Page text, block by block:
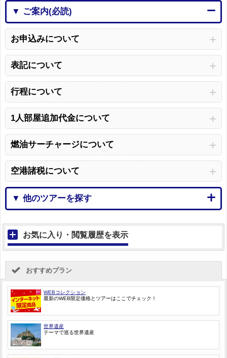
▼ ご案内(必読)
お申込みについて
表記について
行程について
1人部屋追加代金について
燃油サーチャージについて
空港諸税について
▼ 他のツアーを探す
お気に入り・閲覧履歴を表示
おすすめプラン
WEBコレクション
最新のWEB限定価格とツアーはここでチェック！
世界遺産
テーマで巡る世界遺産